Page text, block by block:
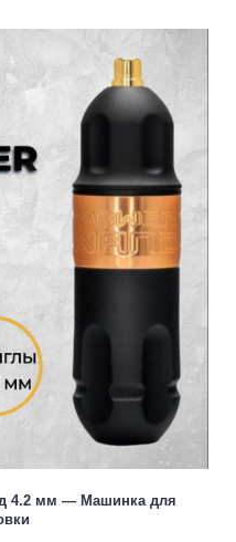
4.2 мм — Машинка для